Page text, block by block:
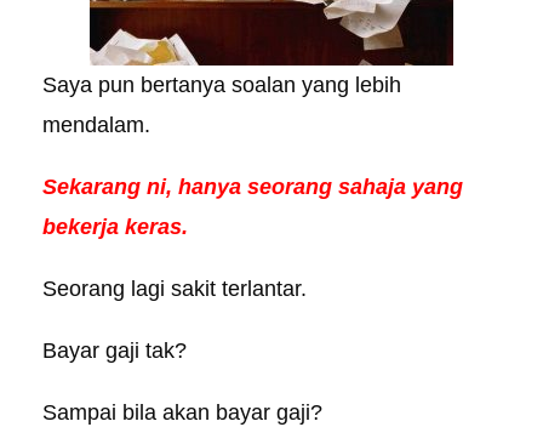
Saya pun bertanya soalan yang lebih
mendalam.
Sekarang ni, hanya seorang sahaja yang
bekerja keras.
Seorang lagi sakit terlantar.
Bayar gaji tak?
Sampai bila akan bayar gaji?